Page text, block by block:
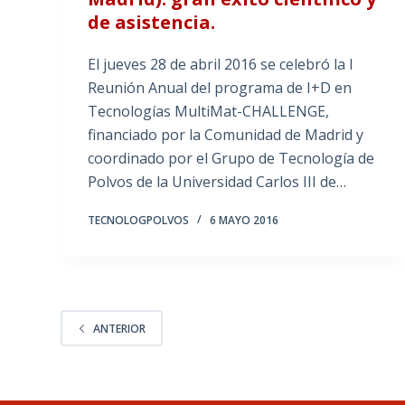
de asistencia.
El jueves 28 de abril 2016 se celebró la I
Reunión Anual del programa de I+D en
Tecnologías MultiMat-CHALLENGE,
financiado por la Comunidad de Madrid y
coordinado por el Grupo de Tecnología de
Polvos de la Universidad Carlos III de…
TECNOLOGPOLVOS 6 MAYO 2016
ANTERIOR